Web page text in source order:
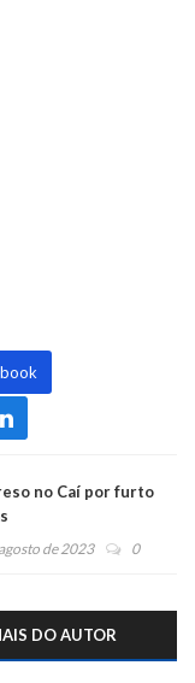
no Caí por furto
de 2023 0
DO AUTOR